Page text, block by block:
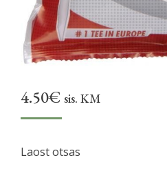
4.50€ sis. KM
Laost otsas